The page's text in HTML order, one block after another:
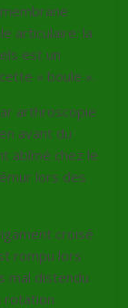
articulaire: la
est un
« boule ».
arthroscopie
avant du
abîmé chez le
lors des
croisé
rompu lors
mal distendu
rotation